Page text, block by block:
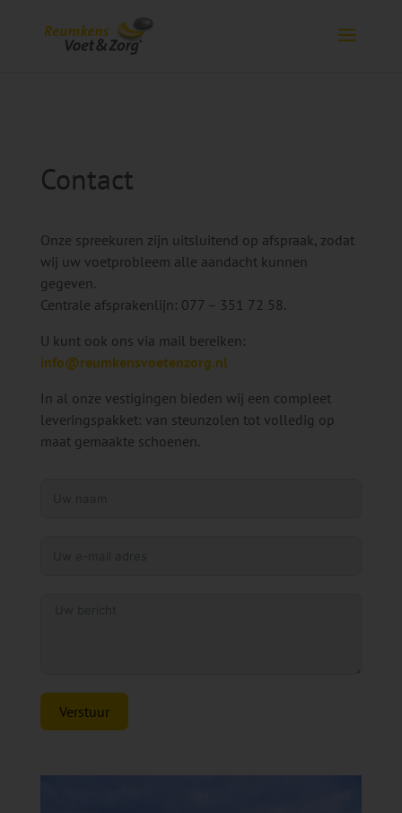
Contact
Onze spreekuren zijn uitsluitend op afspraak, zodat
wij uw voetprobleem alle aandacht kunnen
gegeven.
Centrale afsprakenlijn: 077 – 351 72 58.
U kunt ook ons via mail bereiken:
info@reumkensvoetenzorg.nl
In al onze vestigingen bieden wij een compleet
leveringspakket: van steunzolen tot volledig op
maat gemaakte schoenen.
Verstuur